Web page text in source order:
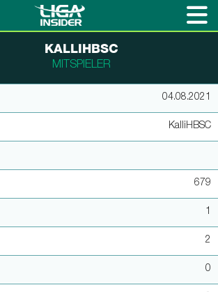
KALLIHBSC
MITSPIELER
04.08.2021
KalliHBSC
679
1
2
0